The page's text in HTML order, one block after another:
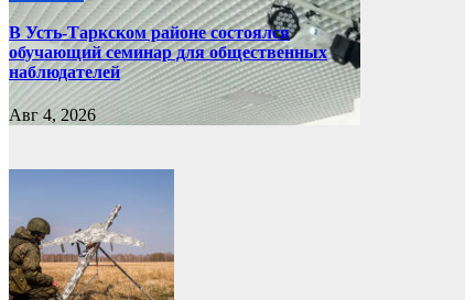
В Усть-Таркском районе состоялся
обучающий семинар для общественных
наблюдателей
Авг 4, 2026